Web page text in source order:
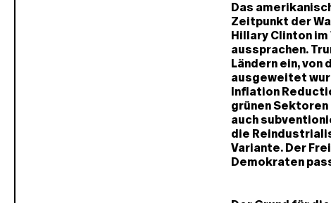
Das
Zeitpunkt der
Hillary Clinton
aussprachen.
Ländern ein, von
ausgeweitet
Inflation
grünen
auch
die
Variante. Der
Demokraten